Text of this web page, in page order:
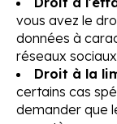
vous avez le
données à
réseaux
Droit à la
certains cas
demander que